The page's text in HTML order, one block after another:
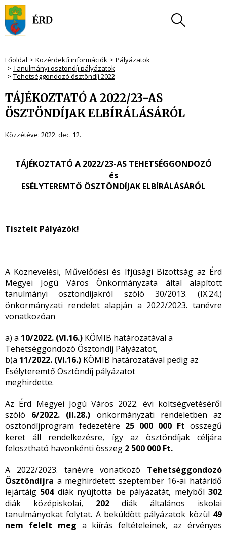
Főoldal Közérdekű információk
Pályázatok
Tanulmányi ösztöndíj pályázatok
Tehetséggondozó ösztöndíj 2022
TÁJÉKOZTATÓ A 2022/23-AS
ÖSZTÖNDÍJAK ELBÍRÁLÁSÁRÓL
Közzétéve: 2022. dec. 12.
TÁJÉKOZTATÓ A 2022/23-AS TEHETSÉGGONDOZÓ
és
ESÉLYTEREMTŐ ÖSZTÖNDÍJAK ELBÍRÁLÁSÁRÓL
Tisztelt Pályázók!
A Köznevelési, Művelődési és Ifjúsági Bizottság az Érd
Megyei Jogú Város Önkormányzata által alapított
tanulmányi ösztöndíjakról szóló 30/2013. (IX.24.)
önkormányzati rendelet alapján a 2022/2023. tanévre
vonatkozóan
a) a 10/2022. (VI.16.) KÖMIB határozatával a
Tehetséggondozó Ösztöndíj Pályázatot,
b)a 11/2022. (VI.16.) KÖMIB határozatával pedig az
Esélyteremtő Ösztöndíj pályázatot
meghirdette.
Az Érd Megyei Jogú Város 2022. évi költségvetéséről
szóló 6/2022. (II.28.) önkormányzati rendeletben az
ösztöndíjprogram fedezetére 25 000 000 Ft összegű
keret áll rendelkezésre, így az ösztöndíjak céljára
felosztható havonkénti összeg 2 500 000 Ft.
A 2022/2023. tanévre vonatkozó Tehetséggondozó
Ösztöndíjra a meghirdetett szeptember 16-ai határidő
lejártáig 504 diák nyújtotta be pályázatát, melyből302
diák középiskolai, 202diák általános iskolai
tanulmányokat folytat. A beküldött pályázatok közül 49
nem felelt meg a kiírás feltételeinek, az érvényes